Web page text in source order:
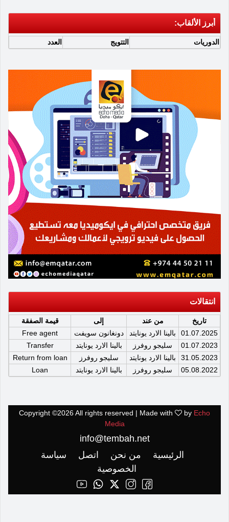
أبرز الألقاب:
الدوريات التتويج العدد
انتقالات
تاريخ من عند إلى
قيمة الصفقة
01.07.2025
بالينا الارد يونايتد دونغانون سويفت
Free agent
01.07.2023
سليجو روفرز بالينا الارد يونايتد
Transfer
31.05.2023
بالينا الارد يونايتد سليجو روفرز
Return from loan
05.08.2022
سليجو روفرز بالينا الارد يونايتد Loan
Copyright ©2026 All rights reserved | Made with by Echo
Media
info@tembah.net
الرئيسية
من نحن اتصل
سياسة
الخصوصية